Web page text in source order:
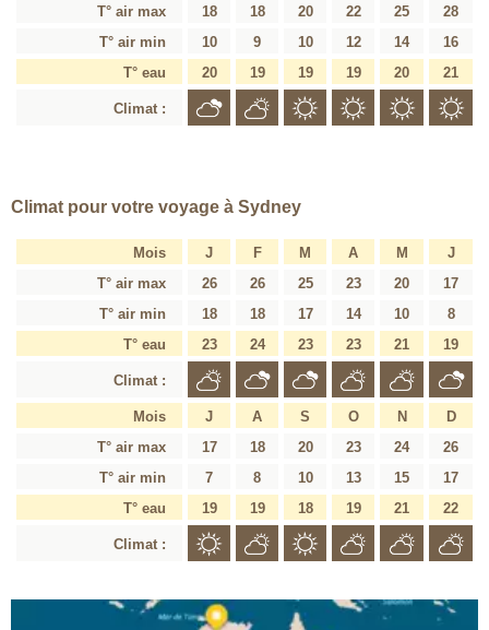
T° air max
18 18 20 22 25
28
T° air min
10 9 10 12 14
16
T° eau
20 19 19 19 20 21
Climat :
Climat pour votre voyage à Sydney
Mois J F M A M
J
T° air max
26 26 25 23 20
17
T° air min
18 18 17 14 10
8
T° eau
23 24 23 23 21 19
Climat :
Mois J A S O N
D
T° air max
17 18 20 23 24
26
T° air min
7 8 10 13 15
17
T° eau
19 19 18 19 21 22
Climat :